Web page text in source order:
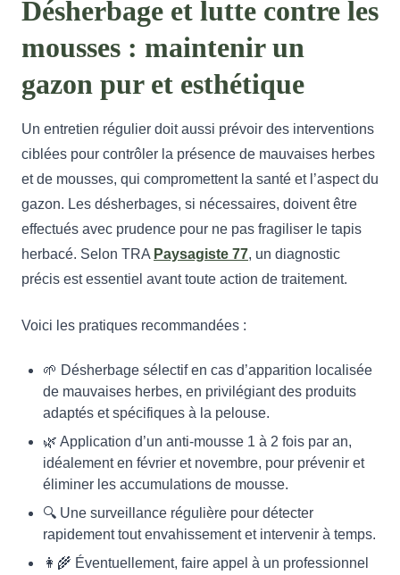
Désherbage et lutte contre les
mousses : maintenir un
gazon pur et esthétique
Un entretien régulier doit aussi prévoir des interventions
ciblées pour contrôler la présence de mauvaises herbes
et de mousses, qui compromettent la santé et l’aspect du
gazon. Les désherbages, si nécessaires, doivent être
effectués avec prudence pour ne pas fragiliser le tapis
herbacé. Selon TRA Paysagiste 77, un diagnostic
précis est essentiel avant toute action de traitement.
Voici les pratiques recommandées :
🌱 Désherbage sélectif en cas d’apparition localisée
de mauvaises herbes, en privilégiant des produits
adaptés et spécifiques à la pelouse.
🌿 Application d’un anti-mousse 1 à 2 fois par an,
idéalement en février et novembre, pour prévenir et
éliminer les accumulations de mousse.
🔍 Une surveillance régulière pour détecter
rapidement tout envahissement et intervenir à temps.
👩‍🌾 Éventuellement, faire appel à un professionnel